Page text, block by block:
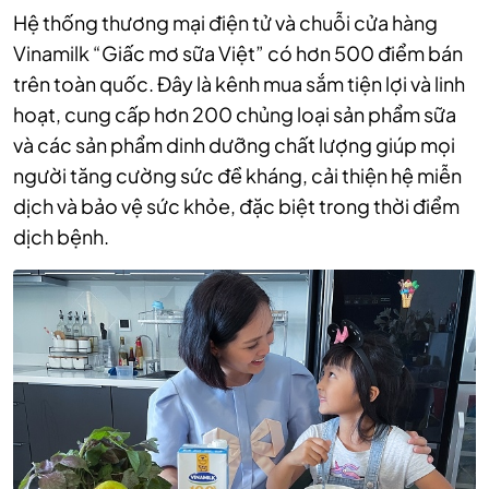
Hệ thống thương mại điện tử và chuỗi cửa hàng
Vinamilk “Giấc mơ sữa Việt” có hơn 500 điểm bán
trên toàn quốc. Đây là kênh mua sắm tiện lợi và linh
hoạt, cung cấp hơn 200 chủng loại sản phẩm sữa
và các sản phẩm dinh dưỡng chất lượng giúp mọi
người tăng cường sức đề kháng, cải thiện hệ miễn
dịch và bảo vệ sức khỏe, đặc biệt trong thời điểm
dịch bệnh.